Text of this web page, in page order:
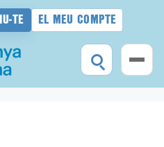
TE EL MEU COMPTE